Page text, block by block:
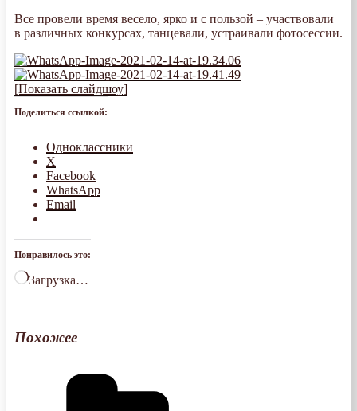
Все провели время весело, ярко и с пользой – участвовали
в различных конкурсах, танцевали, устраивали фотосессии.
[Показать слайдшоу]
Поделиться ссылкой:
Одноклассники
X
Facebook
WhatsApp
Email
Понравилось это:
Загрузка…
Похожее